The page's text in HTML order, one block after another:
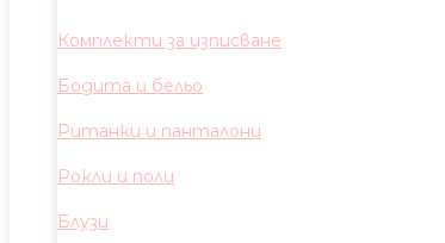
Комплекти за изписване
Бодита и бельо
Ританки и панталони
Рокли и поли
Блузи